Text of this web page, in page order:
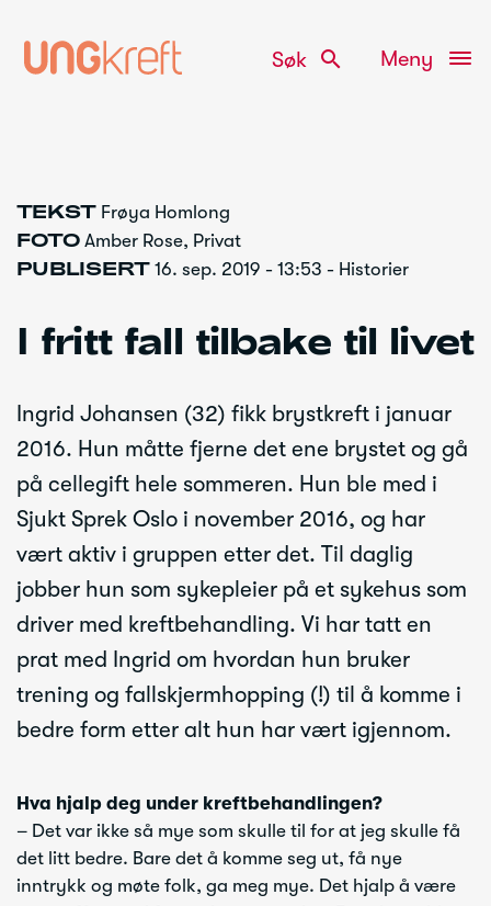
Gå
innhold
Søk search Meny
TEKST Frøya Homlong
FOTO Amber Rose, Privat
PUBLISERT 16. sep. 2019 - 13:53 - Historier
I fritt fall tilbake til livet
Ingrid Johansen (32) fikk brystkreft i januar
2016. Hun måtte fjerne det ene brystet og gå
på cellegift hele sommeren. Hun ble med i
Sjukt Sprek Oslo i november 2016, og har
vært aktiv i gruppen etter det. Til daglig
jobber hun som sykepleier på et sykehus som
driver med kreftbehandling. Vi har tatt en
prat med Ingrid om hvordan hun bruker
trening og fallskjermhopping (!) til å komme i
bedre form etter alt hun har vært igjennom.
Hva hjalp deg under kreftbehandlingen?
– Det var ikke så mye som skulle til for at jeg skulle få
det litt bedre. Bare det å komme seg ut, få nye
inntrykk og møte folk, ga meg mye. Det hjalp å være